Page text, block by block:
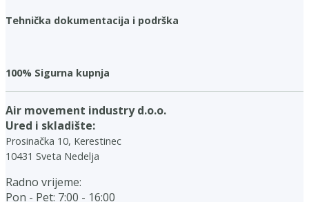
Tehnička dokumentacija i podrška
100% Sigurna kupnja
Air movement industry d.o.o.
Ured i skladište:
Prosinačka 10, Kerestinec
10431 Sveta Nedelja
Radno vrijeme:
Pon - Pet: 7:00 - 16:00